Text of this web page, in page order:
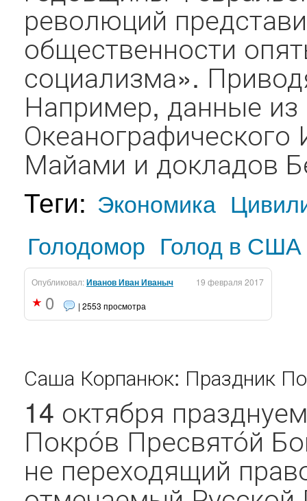
революций
общественности
социализма».
Например, данные из
Океанографического
Майами и докладов
Теги: Экономика
Голодомор Голод в США
Опубликовал:Иванов Иван Иваныч 19 февраля 2017
0 | 2553 просмотра
Саша Корпанюк: Праздник
14 октября
Покро́в Пресвято́й
не переходящий